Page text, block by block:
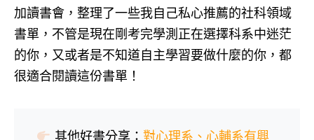
加讀書會，整理了一些我自己私心推薦的社科領域
書單，不管是現在剛考完學測正在選擇科系中迷茫
的你，又或者是不知道自主學習要做什麼的你，都
很適合閱讀這份書單！
其他好書分享： 對心理系、心輔系有興